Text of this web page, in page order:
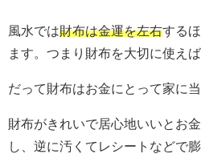
風水では財布は金運を左右する
ます。つまり財布を大切に使え
だって財布はお金にとって家に
財布がきれいで居心地いいとお
し、逆に汚くてレシートなどで